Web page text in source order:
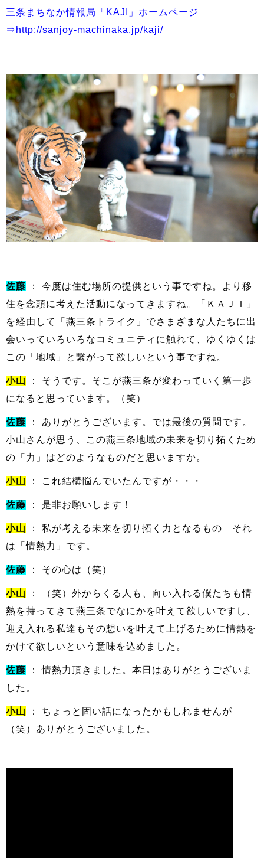
三条まちなか情報局「KAJI」ホームページ
⇒http://sanjoy-machinaka.jp/kaji/
佐藤 ： 今度は住む場所の提供という事ですね。より移
住を念頭に考えた活動になってきますね。「ＫＡＪＩ」
を経由して「燕三条トライク」でさまざまな人たちに出
会いっていろいろなコミュニティに触れて、ゆくゆくは
この「地域」と繋がって欲しいという事ですね。
小山
： そうです。そこが燕三条が変わっていく第一歩
になると思っています。（笑）
佐藤 ： ありがとうございます。では最後の質問です。
小山さんが思う、この燕三条地域の未来を切り拓くため
の「力」はどのようなものだと思いますか。
小山 ： これ結構悩んでいたんですが・・・
佐藤 ： 是非お願いします！
小山
： 私が考える未来を切り拓く力となるもの それ
は「情熱力」です。
佐藤 ： その心は（笑）
小山
： （笑）外からくる人も、向い入れる僕たちも情
熱を持ってきて燕三条でなにかを叶えて欲しいですし、
迎え入れる私達もその想いを叶えて上げるために情熱を
かけて欲しいという意味を込めました。
佐藤 ： 情熱力頂きました。本日はありがとうございま
した。
小山
： ちょっと固い話になったかもしれませんが
（笑）ありがとうございました。